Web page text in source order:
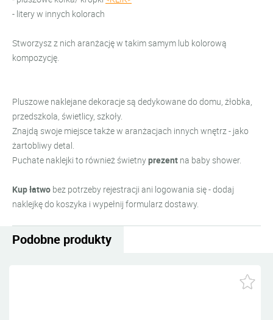
- litery w innych kolorach
Stworzysz z nich aranżację w takim samym lub kolorową
kompozycję.
Pluszowe naklejane dekoracje są dedykowane do domu, żłobka,
przedszkola, świetlicy, szkoły.
Znajdą swoje miejsce także w aranżacjach innych wnętrz - jako
żartobliwy detal.
Puchate naklejki to również świetnyprezent na baby shower.
Kup łatwo bez potrzeby rejestracji ani logowania się - dodaj
naklejkę do koszyka i wypełnij formularz dostawy.
Podobne produkty